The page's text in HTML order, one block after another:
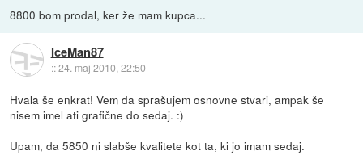
8800 bom prodal, ker že mam kupca...
IceMan87
::24. maj 2010, 22:50
Hvala še enkrat! Vem da sprašujem osnovne stvari, ampak še
nisem imel ati grafične do sedaj. :)
Upam, da 5850 ni slabše kvalitete kot ta, ki jo imam sedaj.